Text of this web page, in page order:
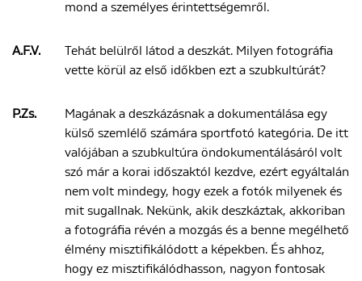
mond a személyes érintettségemről.
A.F.V.
Tehát belülről látod a deszkát. Milyen fotográfia
vette körül az első időkben ezt a szubkultúrát?
P.Zs.
Magának a deszkázásnak a dokumentálása egy
külső szemlélő számára sportfotó kategória. De itt
valójában a szubkultúra öndokumentálásáról volt
szó már a korai időszaktól kezdve, ezért egyáltalán
nem volt mindegy, hogy ezek a fotók milyenek és
mit sugallnak. Nekünk, akik deszkáztak, akkoriban
a fotográfia révén a mozgás és a benne megélhető
élmény misztifikálódott a képekben. És ahhoz,
hogy ez misztifikálódhasson, nagyon fontosak